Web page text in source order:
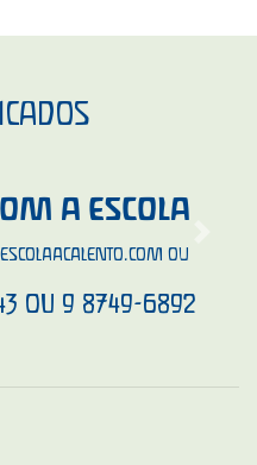
A ESCOLA
OU
9 8749-6892